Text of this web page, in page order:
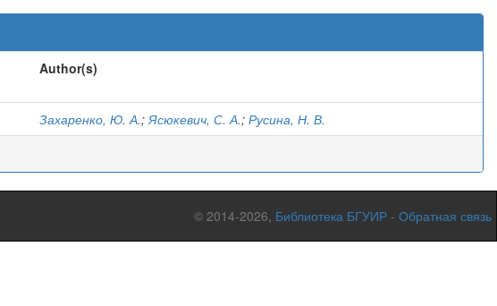
Author(s)
Захаренко, Ю. А.;Ясюкевич, С. А.; Русина, Н. В.
© 2014-2026, Библиотека БГУИР - Обратная связь